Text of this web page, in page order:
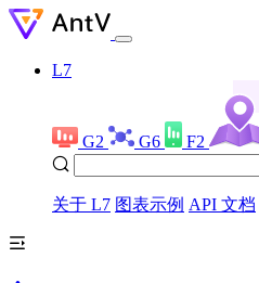
L7
G2 G6 F2
关于 L7 图表示例 API 文档